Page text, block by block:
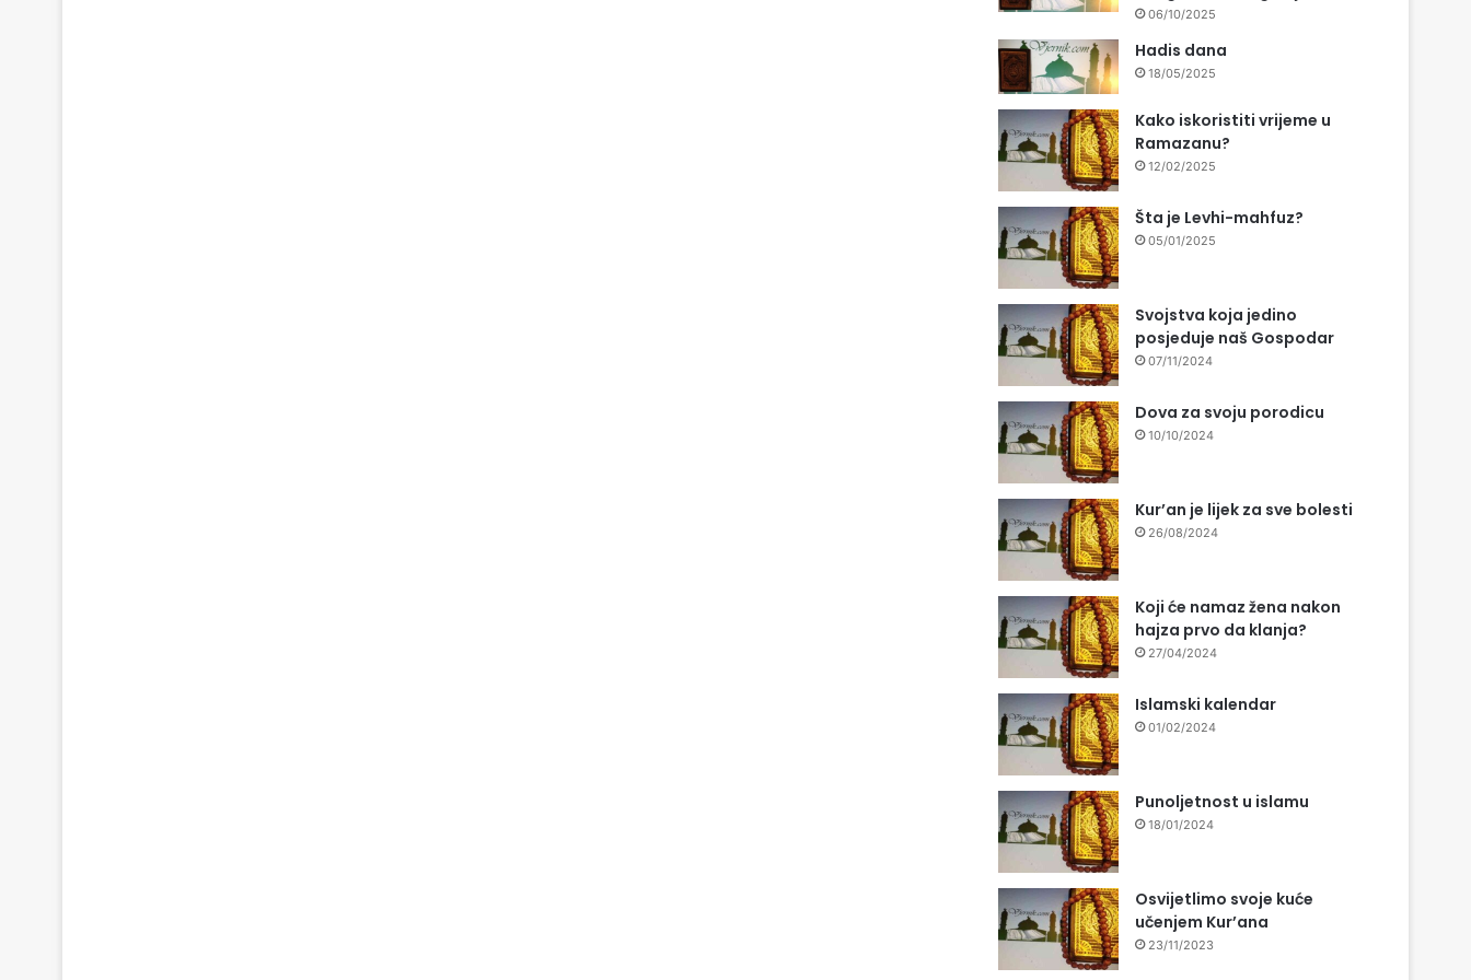
06/10/2025
Hadis dana
18/05/2025
Kako iskoristiti vrijeme u
Ramazanu?
12/02/2025
Šta je Levhi-mahfuz?
05/01/2025
Svojstva koja jedino
posjeduje naš Gospodar
07/11/2024
Dova za svoju porodicu
10/10/2024
Kur’an je lijek za sve bolesti
26/08/2024
Koji će namaz žena nakon
hajza prvo da klanja?
27/04/2024
Islamski kalendar
01/02/2024
Punoljetnost u islamu
18/01/2024
Osvijetlimo svoje kuće
učenjem Kur’ana
23/11/2023